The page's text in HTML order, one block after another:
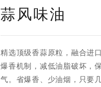
蒜风味油
精选顶级香蒜原粒，融合进
爆香机制，减低油脂破坏，
气。省爆香、少油烟，只要